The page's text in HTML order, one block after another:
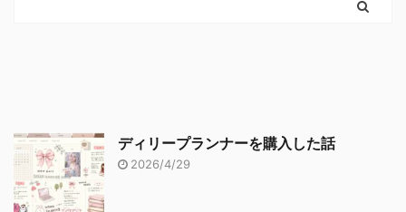
ディリープランナーを購入した話
2026/4/29